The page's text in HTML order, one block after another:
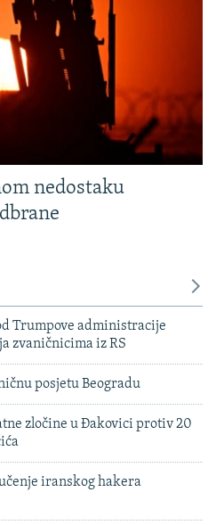
nedostaku
Trumpove administracije
zvaničnicima iz RS
posjetu Beogradu
zločine u Đakovici protiv 20
iranskog hakera